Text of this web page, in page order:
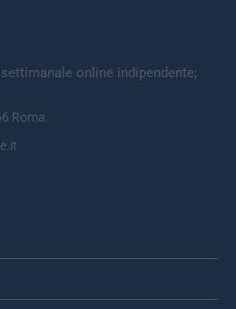
online indipendente;
Roma.